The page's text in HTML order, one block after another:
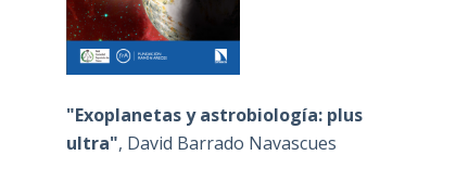
"Exoplanetas y astrobiología: plus
ultra", David Barrado Navascues